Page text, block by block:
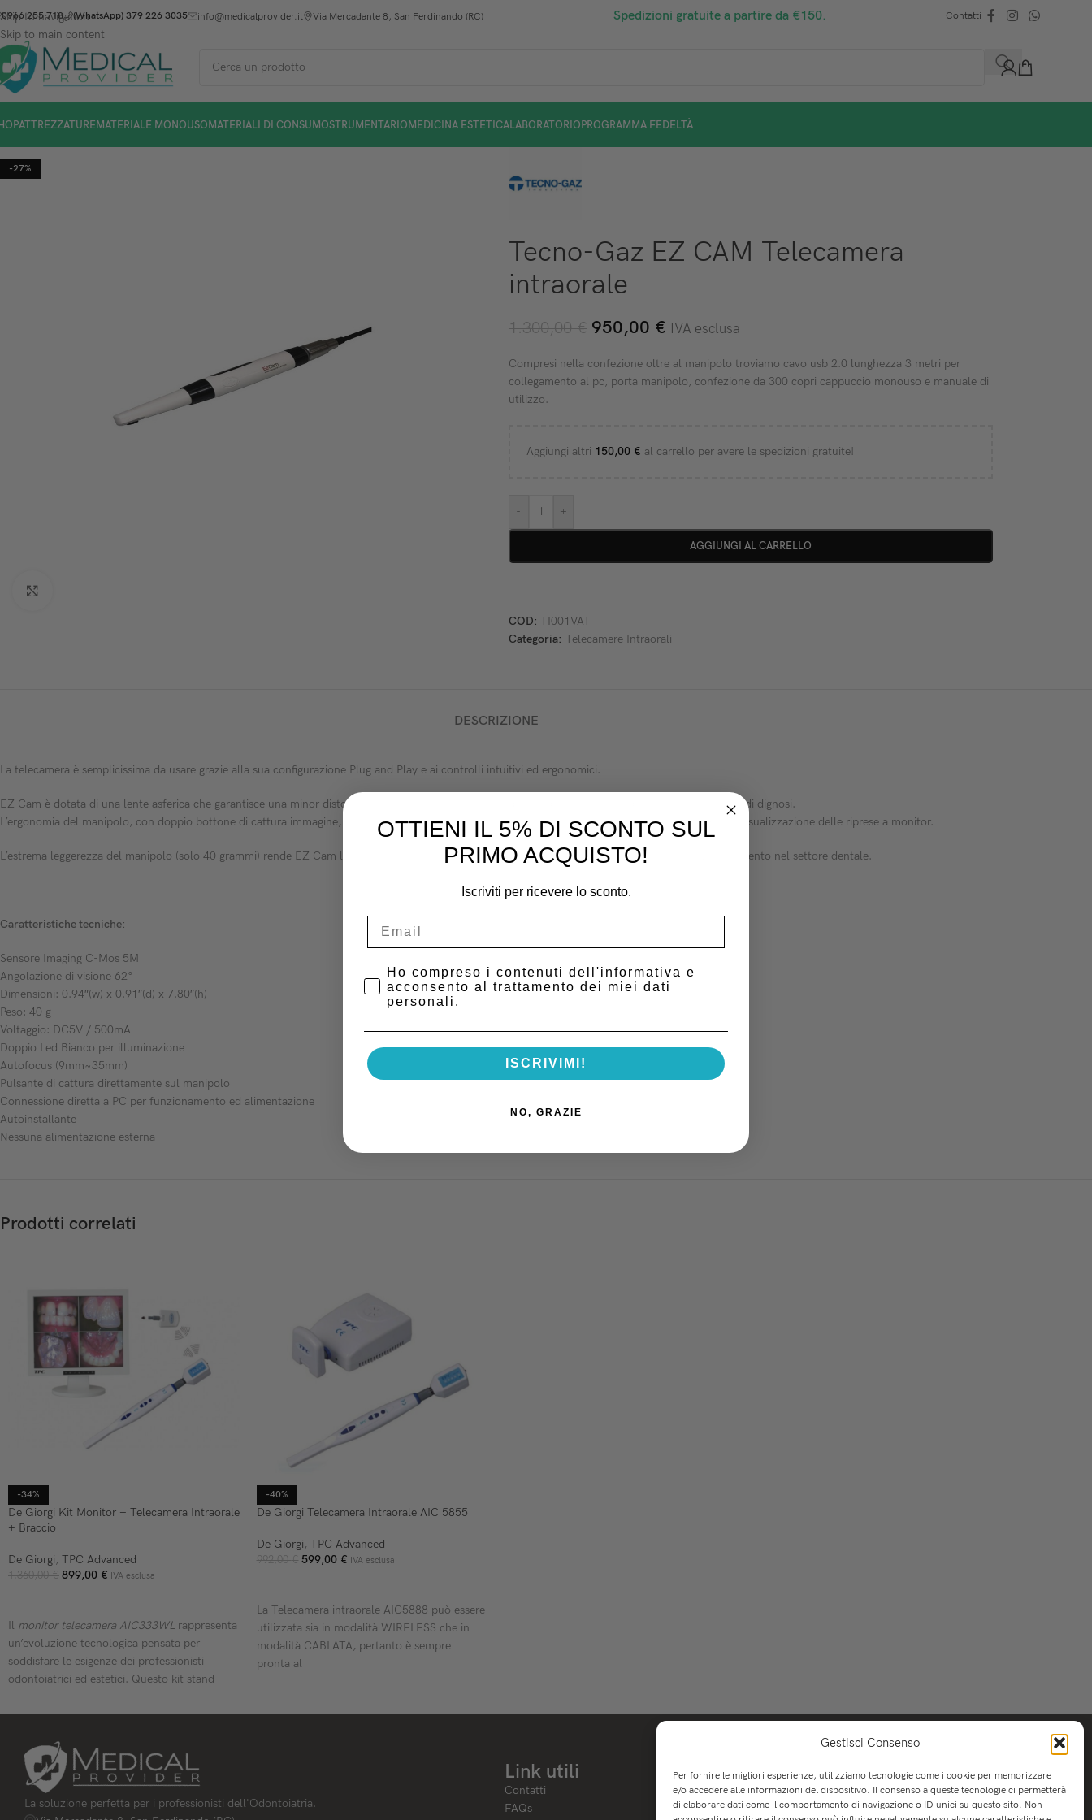
Gestisci Consenso
Per fornire le migliori esperienze, utilizziamo tecnologie come i cookie per memorizzare
e/o accedere alle informazioni del dispositivo. Il consenso a queste tecnologie ci permetterà
di elaborare dati come il comportamento di navigazione o ID unici su questo sito. Non
Skip to navigation
Skip to main content
0966 255 718 (WhatsApp) 379 226 3035 info@medicalprovider.it Via Mercadante 8, San Ferdinando (RC) Spedizioni gratuite a partire da €150. Contatti
ATTREZZATUREMATERIALE MONOUSOMATERIALI DI CONSUMOSTRUMENTARIOMEDICINA ESTETICALABORATORIOPROGRAMMA FEDELTÀ
-27%
Tecno-Gaz EZ CAM Telecamera
intraorale
1.300,00€ 950,00 € IVA esclusa
Compresi nella confezione oltre al manipolo troviamo cavo usb 2.0 lunghezza 3 metri per
collegamento al pc, porta manipolo, confezione da 300 copri cappuccio monouso e manuale di
utilizzo.
Aggiungi altri 150,00 € al carrello per avere le spedizioni gratuite!
- +
AGGIUNGI AL CARRELLO
COD: TI001VAT
Categoria: Telecamere Intraorali
DESCRIZIONE
La telecamera è semplicissima da usare grazie alla sua configurazione Plug and Play e ai controlli intuitivi ed ergonomici.
EZ Cam è dotata di una lente asferica che garantisce una minor distorsione e fornisce una eccellente qualità dell’immagine, adatta per qualsiasi tipo di dignosi.
L’ergonomia del manipolo, con doppio bottone di cattura immagine, consente una riduzione al minimo degli artefatti da movimento e un a migliore visualizzazione delle riprese a monitor.
L’estrema leggerezza del manipolo (solo 40 grammi) rende EZ Cam la telecamera più leggera e maneggevole del mercato, diventando il nuovo riferimento nel settore dentale.
Caratteristiche tecniche:
Sensore Imaging C-Mos 5M
Angolazione di visione 62°
Dimensioni: 0.94″(w) x 0.91″(d) x 7.80″(h)
Peso: 40 g
Voltaggio: DC5V / 500mA
Doppio Led Bianco per illuminazione
Autofocus (9mm~35mm)
Pulsante di cattura direttamente sul manipolo
Connessione diretta a PC per funzionamento ed alimentazione
Autoinstallante
Nessuna alimentazione esterna
Prodotti correlati
-34%
De Giorgi Kit Monitor + Telecamera Intraorale
+ Braccio
De Giorgi, TPC Advanced
1.360,00€ 899,00 € IVA esclusa
Il monitor telecamera AIC333WL rappresenta
un’evoluzione tecnologica pensata per
soddisfare le esigenze dei professionisti
odontoiatrici ed estetici. Questo kit stand-
una telecamera intraorale di precisione e un
la qualità delle prestazioni in studio
-40%
De Giorgi Telecamera Intraorale AIC 5855
De Giorgi, TPC Advanced
992,00€ 599,00 € IVA esclusa
La Telecamera intraorale AIC5888 può essere
utilizzata sia in modalità WIRELESS che in
modalità CABLATA, pertanto è sempre
pronta al
La soluzione perfetta per i professionisti dell'Odontoiatria.
Link utili
Contatti
FAQs
OTTIENI IL 5% DI SCONTO SUL
PRIMO ACQUISTO!
Iscriviti per ricevere lo sconto.
Privacy Policy
Ho compreso i contenuti dell'informativa e
acconsento al trattamento dei miei dati
personali.
ISCRIVIMI!
NO, GRAZIE